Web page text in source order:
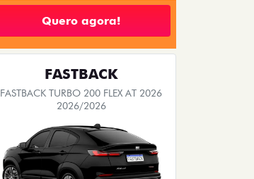
Quero agora!
FASTBACK
FASTBACK TURBO 200 FLEX AT 2026
2026/2026